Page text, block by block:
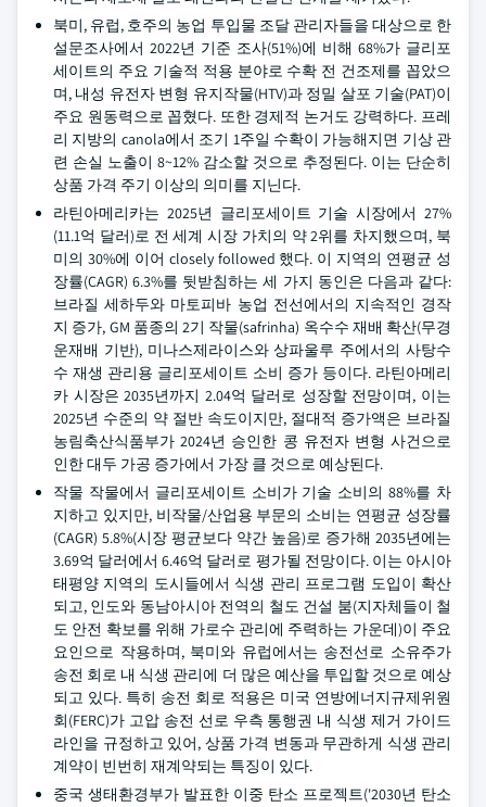
북미, 유럽, 호주의 농업 투입물 조달 관리자들을 대상으로 한
설문조사에서 2022년 기준 조사(51%)에 비해 68%가 글리포
세이트의 주요 기술적 적용 분야로 수확 전 건조제를 꼽았으
며, 내성 유전자 변형 유지작물(HTV)과 정밀 살포 기술(PAT)이
주요 원동력으로 꼽혔다. 또한 경제적 논거도 강력하다. 프레
리 지방의 canola에서 조기 1주일 수확이 가능해지면 기상 관
련 손실 노출이 8~12% 감소할 것으로 추정된다. 이는 단순히
상품 가격 주기 이상의 의미를 지닌다.
라틴아메리카는 2025년 글리포세이트 기술 시장에서 27%
(11.1억 달러)로 전 세계 시장 가치의 약 2위를 차지했으며, 북
미의 30%에 이어 closely followed 했다. 이 지역의 연평균 성
장률(CAGR) 6.3%를 뒷받침하는 세 가지 동인은 다음과 같다:
브라질 세하두와 마토피바 농업 전선에서의 지속적인 경작
지 증가, GM 품종의 2기 작물(safrinha) 옥수수 재배 확산(무경
운재배 기반), 미나스제라이스와 상파울루 주에서의 사탕수
수 재생 관리용 글리포세이트 소비 증가 등이다. 라틴아메리
카 시장은 2035년까지 2.04억 달러로 성장할 전망이며, 이는
2025년 수준의 약 절반 속도이지만, 절대적 증가액은 브라질
농림축산식품부가 2024년 승인한 콩 유전자 변형 사건으로
인한 대두 가공 증가에서 가장 클 것으로 예상된다.
작물 작물에서 글리포세이트 소비가 기술 소비의 88%를 차
지하고 있지만, 비작물/산업용 부문의 소비는 연평균 성장률
(CAGR) 5.8%(시장 평균보다 약간 높음)로 증가해 2035년에는
3.69억 달러에서 6.46억 달러로 평가될 전망이다. 이는 아시아
태평양 지역의 도시들에서 식생 관리 프로그램 도입이 확산
되고, 인도와 동남아시아 전역의 철도 건설 붐(지자체들이 철
도 안전 확보를 위해 가로수 관리에 주력하는 가운데)이 주요
요인으로 작용하며, 북미와 유럽에서는 송전선로 소유주가
송전 회로 내 식생 관리에 더 많은 예산을 투입할 것으로 예상
되고 있다. 특히 송전 회로 적용은 미국 연방에너지규제위원
회(FERC)가 고압 송전 선로 우측 통행권 내 식생 제거 가이드
라인을 규정하고 있어, 상품 가격 변동과 무관하게 식생 관리
계약이 빈번히 재계약되는 특징이 있다.
중국 생태환경부가 발표한 이중 탄소 프로젝트('2030년 탄소